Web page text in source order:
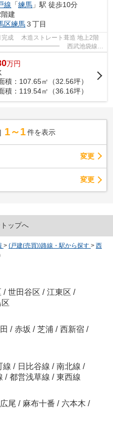
線 「練馬 」駅 徒歩10分
建
区練馬３丁目
万円
積：107.65㎡（32.56坪）
積：119.54㎡（36.16坪）
1～1 件を表示
変更
変更
ップへ
> (戸建(売買))路線・駅から探す > 西
/ 世田谷区 / 江東区 /
/ 赤坂 / 芝浦 / 西新宿 /
線 / 日比谷線 / 南北線 /
/ 都営浅草線 / 東西線
広尾 / 麻布十番 / 六本木 /